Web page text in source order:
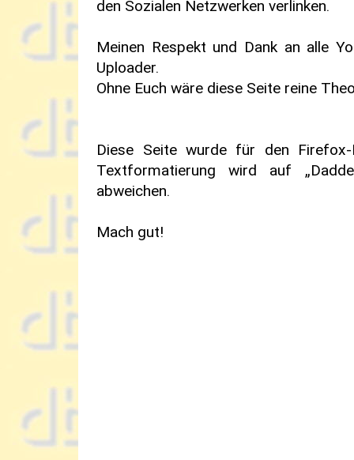
den Sozialen Netzwerken verlinken.
Meinen Respekt und Dank an alle
Uploader.
Ohne Euch wäre diese Seite reine
Diese Seite wurde für den
Textformatierung wird auf
abweichen.
Mach gut!